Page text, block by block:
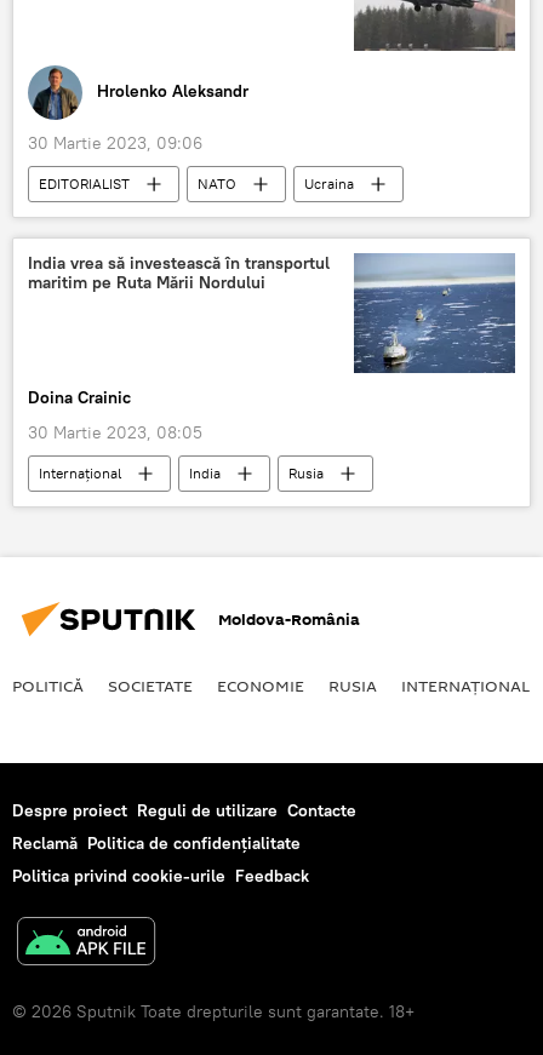
Hrolenko Aleksandr
30 Martie 2023, 09:06
EDITORIALIST NATO
Ucraina
Situatia din Ucraina
Rusia SUA
India vrea să investească în transportul
maritim pe Ruta Mării Nordului
Doina Crainic
30 Martie 2023, 08:05
Internaţional India
Rusia
Investiții
Moldova-România
POLITICĂ SOCIETATE ECONOMIE RUSIA INTERNAŢIONAL
Despre proiect Reguli de utilizare Contacte
Reclamă Politica de confidențialitate
Politica privind cookie-urile Feedback
© 2026 Sputnik Toate drepturile sunt garantate. 18+